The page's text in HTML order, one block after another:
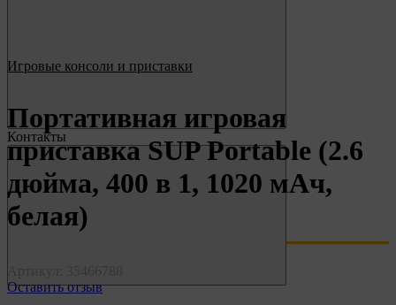
Контакты
Игровые консоли и приставки
Портативная игровая
приставка SUP Portable (2.6
дюйма, 400 в 1, 1020 мАч,
белая)
Оставить отзыв